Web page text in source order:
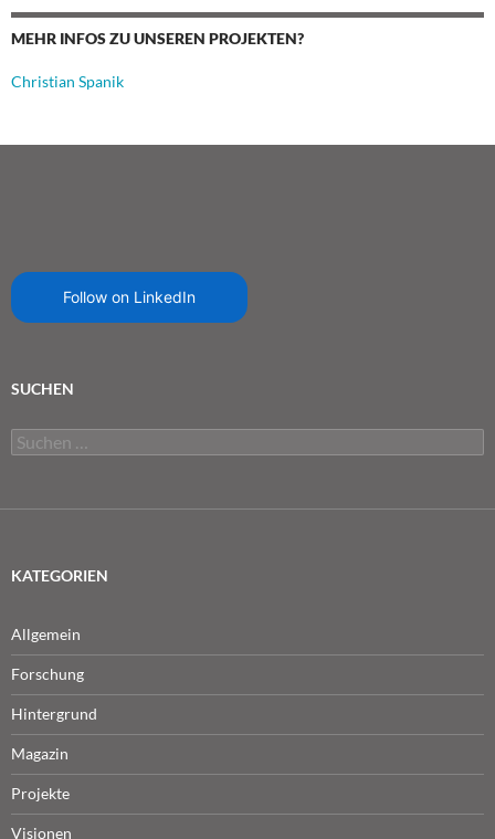
MEHR INFOS ZU UNSEREN PROJEKTEN?
Christian Spanik
Follow on LinkedIn
SUCHEN
Suchen
nach:
KATEGORIEN
Allgemein
Forschung
Hintergrund
Magazin
Projekte
Visionen